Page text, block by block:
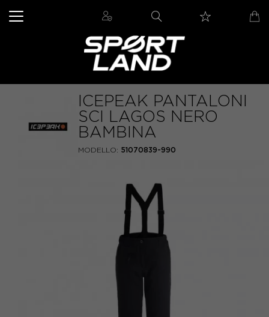
ICEPEAK PANTALONI
SCI LAGOS NERO
BAMBINA
MODELLO: 51070839-990